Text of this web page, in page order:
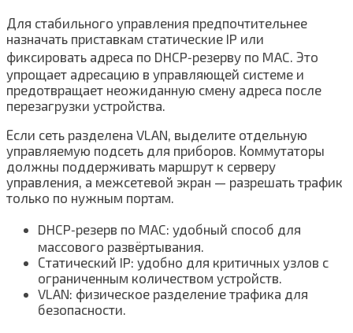
Для стабильного управления предпочтительнее
назначать приставкам статические IP или
фиксировать адреса по DHCP‑резерву по MAC. Это
упрощает адресацию в управляющей системе и
предотвращает неожиданную смену адреса после
перезагрузки устройства.
Если сеть разделена VLAN, выделите отдельную
управляемую подсеть для приборов. Коммутаторы
должны поддерживать маршрут к серверу
управления, а межсетевой экран — разрешать трафик
только по нужным портам.
DHCP‑резерв по MAC: удобный способ для
массового развёртывания.
Статический IP: удобно для критичных узлов с
ограниченным количеством устройств.
VLAN: физическое разделение трафика для
безопасности.